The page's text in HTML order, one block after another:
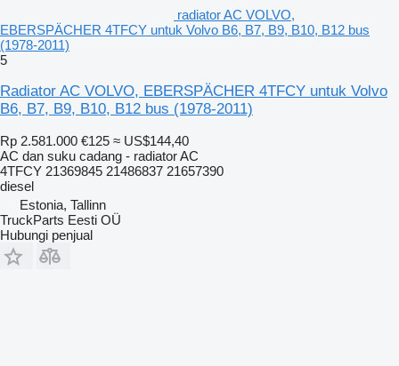
radiator AC VOLVO,
EBERSPÄCHER 4TFCY untuk Volvo B6, B7, B9, B10, B12 bus
(1978-2011)
5
Radiator AC VOLVO, EBERSPÄCHER 4TFCY untuk Volvo
B6, B7, B9, B10, B12 bus (1978-2011)
Rp 2.581.000 €125 ≈ US$144,40
AC dan suku cadang - radiator AC
4TFCY 21369845 21486837 21657390
diesel
Estonia, Tallinn
TruckParts Eesti OÜ
Hubungi penjual